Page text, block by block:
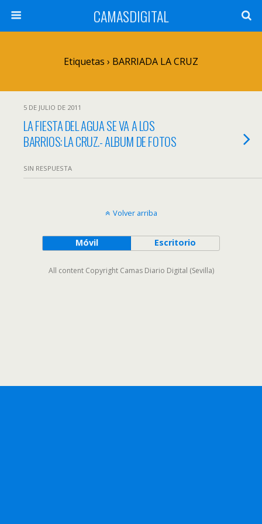
CAMASDIGITAL
Etiquetas › BARRIADA LA CRUZ
5 DE JULIO DE 2011
LA FIESTA DEL AGUA SE VA A LOS
BARRIOS: LA CRUZ.- ALBUM DE FOTOS
SIN RESPUESTA
Volver arriba
Móvil Escritorio
All content Copyright Camas Diario Digital (Sevilla)